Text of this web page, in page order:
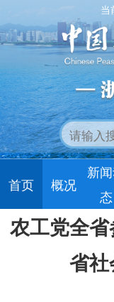
当
首页 概况
新
态
农工党全
省